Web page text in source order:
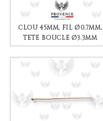
CLOU 45MM, FIL Ø0.7MM,
TÊTE BOUCLE Ø3.3MM